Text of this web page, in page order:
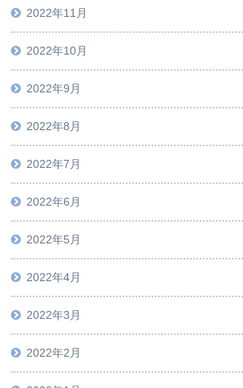
2022年11月
2022年10月
2022年9月
2022年8月
2022年7月
2022年6月
2022年5月
2022年4月
2022年3月
2022年2月